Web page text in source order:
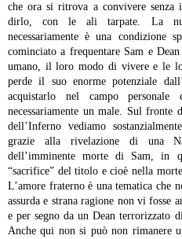
che ora si ritrova a convivere
dirlo, con le ali tarpate. La
necessariamente è una condizione
cominciato a frequentare Sam e
umano, il loro modo di vivere e le
perde il suo enorme potenziale
acquistarlo nel campo
necessariamente un male. Sul fronte
dell’Inferno vediamo
grazie alla rivelazione di una
dell’imminente morte di Sam, in
“sacrifice” del titolo e cioè nella
L’amore fraterno è una tematica che
assurda e strana ragione non vi fosse
e per segno da un Dean terrorizzato
Anche qui non si può non rimanere